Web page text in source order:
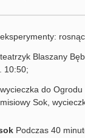
Blaszany
10:50;
do Ogrodu
Sok,
Podczas 40